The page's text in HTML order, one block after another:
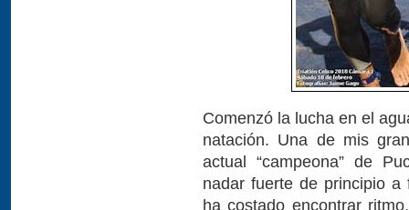
Comenzó la lucha en el
natación. Una de mis
actual “campeona” de
nadar fuerte de principio
ha costado encontrar